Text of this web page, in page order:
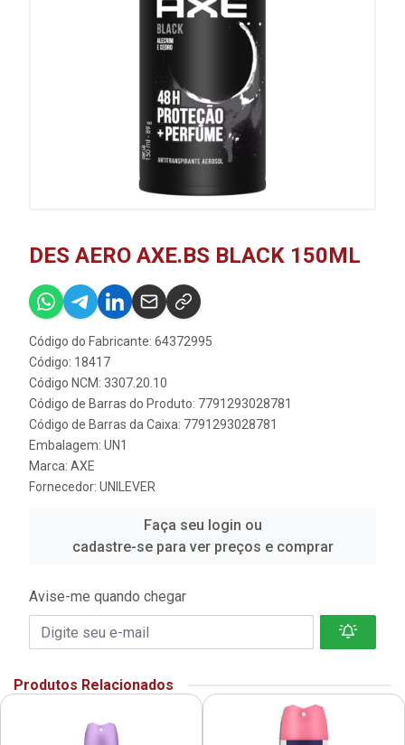
DES AERO AXE.BS BLACK 150ML
Código do Fabricante: 64372995
Código: 18417
Código NCM: 3307.20.10
Código de Barras do Produto: 7791293028781
Código de Barras da Caixa: 7791293028781
Embalagem: UN1
Marca: AXE
Fornecedor: UNILEVER
Faça seu login ou
cadastre-se para ver preços e comprar
Avise-me quando chegar
Produtos Relacionados